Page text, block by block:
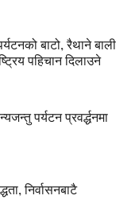
बाटो, रैथाने बाली
पहिचान दिलाउने
पर्यटन प्रवर्द्धनमा
निर्वासनबाटै